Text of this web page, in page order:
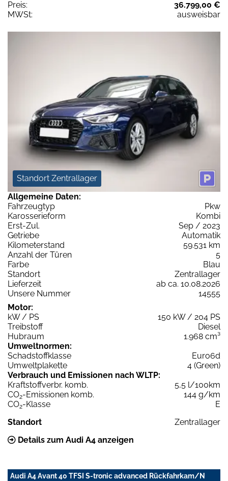
Preis:
36.799,00 €
MWSt:
ausweisbar
Standort Zentrallager
Allgemeine Daten:
Fahrzeugtyp
Pkw
Karosserieform
Kombi
Erst-Zul.
Sep / 2023
Getriebe
Automatik
Kilometerstand
59.531 km
Anzahl der Türen
5
Farbe
Blau
Standort
Zentrallager
Lieferzeit
ab ca. 10.08.2026
Unsere Nummer
14555
Motor:
kW / PS
150 kW / 204 PS
Treibstoff
Diesel
Hubraum
1.968 cm³
Umweltnormen:
Schadstoffklasse
Euro6d
Umweltplakette
4 (Green)
Verbrauch und Emissionen nach WLTP:
Kraftstoffverbr. komb.
5,5 l/100km
CO2-Emissionen komb.
144 g/km
CO2-Klasse
E
Standort
Zentrallager
Details zum Audi A4 anzeigen
Audi A4 Avant 40 TFSI S-tronic advanced Rückfahrkam/N